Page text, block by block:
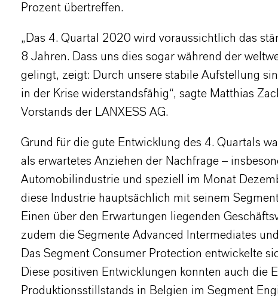
Prozent übertreffen.
„Das 4. Quartal 2020 wird voraussichtlich das
8 Jahren. Dass uns dies sogar während der
gelingt, zeigt: Durch unsere stabile Aufstellung
in der Krise widerstandsfähig“, sagte Matthias
Vorstands der LANXESS AG.
Grund für die gute Entwicklung des 4. Quartals
als erwartetes Anziehen der Nachfrage –
Automobilindustrie und speziell im Monat
diese Industrie hauptsächlich mit seinem
Einen über den Erwartungen liegenden
zudem die Segmente Advanced Intermediates
Das Segment Consumer Protection entwickelte
Diese positiven Entwicklungen konnten auch die
Produktionsstillstands in Belgien im Segment